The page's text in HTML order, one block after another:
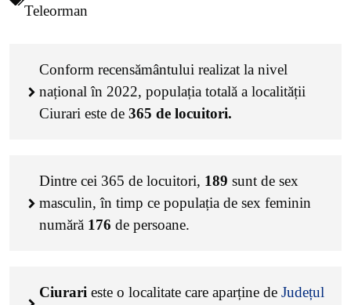
Teleorman
Conform recensământului realizat la nivel
național în 2022, populația totală a localității
Ciurari este de 365 de locuitori.
Dintre cei 365 de locuitori, 189 sunt de sex
masculin, în timp ce populația de sex feminin
numără 176 de persoane.
Ciurari este o localitate care aparține de Județul